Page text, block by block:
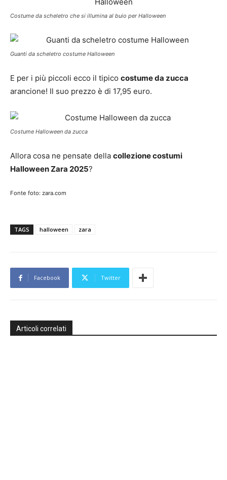
Costume da scheletro che si illumina al buio per Halloween
Guanti da scheletro costume Halloween
E per i più piccoli ecco il tipico costume da zucca
arancione! Il suo prezzo è di 17,95 euro.
Costume Halloween da zucca
Allora cosa ne pensate della collezione costumi
Halloween Zara 2025?
Fonte foto: zara.com
TAGS halloween zara
Facebook Twitter
Articoli correlati